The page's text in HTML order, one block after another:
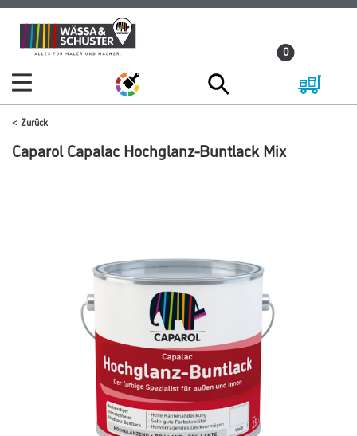
Zum
Inhalt
Zum
Navigationsmenü
0
Zurück
Caparol Capalac Hochglanz-Buntlack Mix